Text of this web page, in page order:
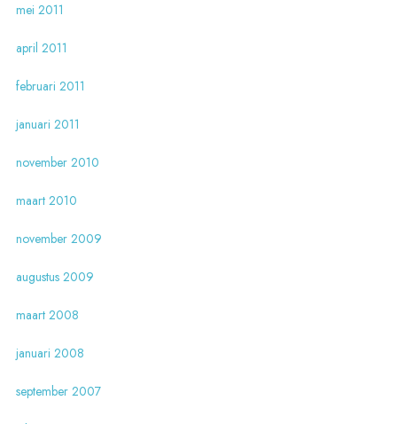
mei 2011
april 2011
februari 2011
januari 2011
november 2010
maart 2010
november 2009
augustus 2009
maart 2008
januari 2008
september 2007